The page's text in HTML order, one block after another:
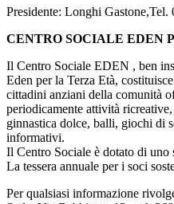
Presidente: Longhi Gastone,Tel.
CENTRO SOCIALE EDEN
Il Centro Sociale EDEN , ben
Eden per la Terza Età,
cittadini anziani della comunità
periodicamente attività
ginnastica dolce, balli, giochi di
informativi.
Il Centro Sociale è dotato di
La tessera annuale per i soci
Per qualsiasi informazione